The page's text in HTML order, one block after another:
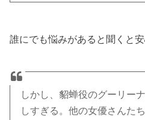
誰にでも悩みがあると聞くと安
しかし、貂蝉役のグーリー
しすぎる。他の女優さんた